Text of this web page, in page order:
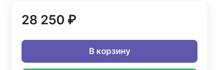
28 250 ₽
В корзину